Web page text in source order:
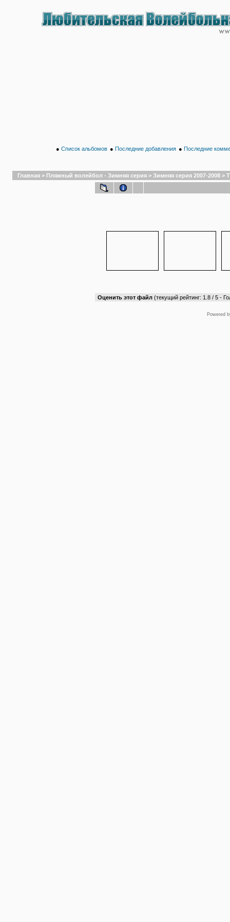
● Список альбомов ● Последние добавления ● Последние
Главная > Пляжный волейбол - Зимняя серия > Зимняя серия 2007-2008 >
Оценить этот файл (текущий рейтинг: 1.8 / 5 -
Powered